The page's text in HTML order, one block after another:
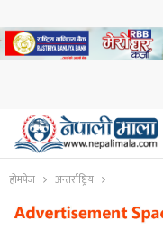
होमपेज अन्तर्राष्ट्रिय